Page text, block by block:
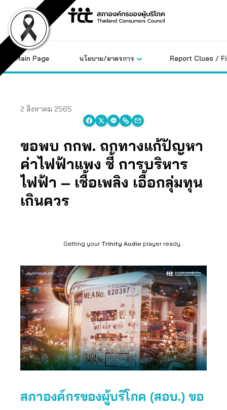
content
Main Page นโยบาย/มาตรการ Report Clues /
2 สิงหาคม 2565
ขอพบ กกพ. ถกทางแก้ปัญหา
ค่าไฟฟ้าแพง ชี้ การบริหาร
ไฟฟ้า – เชื้อเพลิง เอื้อกลุ่มทุน
เกินควร
Getting your Trinity Audio player ready...
สภาองค์กรของผู้บริโภค (สอบ.) ขอ